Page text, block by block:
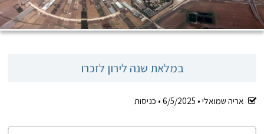
במלאת שנה לירון לזכרו
אריה שמואלי • 6/5/2025
• כניסות